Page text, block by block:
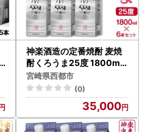
神楽酒造の定番焼酎 麦焼
酎くろうま25度 1800ml×
6本＜18-34a＞
宮崎県西都市
(0)
35,000